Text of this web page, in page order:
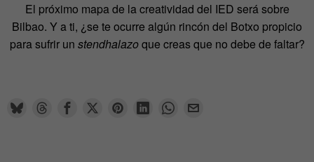
El próximo mapa de la creatividad del IED será sobre
Bilbao. Y a ti, ¿se te ocurre algún rincón del Botxo propicio
para sufrir un stendhalazoque creas que no debe de faltar?